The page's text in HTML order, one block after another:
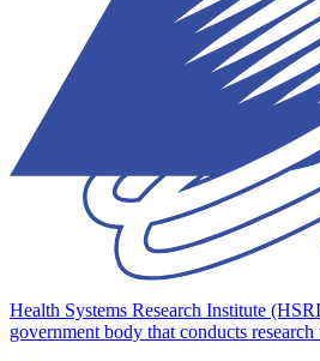
Health Systems Research Institute
government body that conducts research